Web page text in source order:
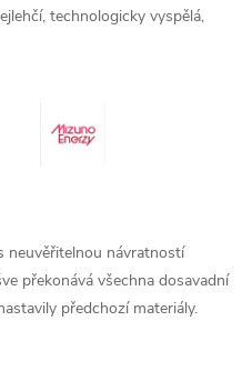
technologicky vyspělá,
neuvěřitelnou návratností
překonává všechna dosavadní
předchozí materiály.